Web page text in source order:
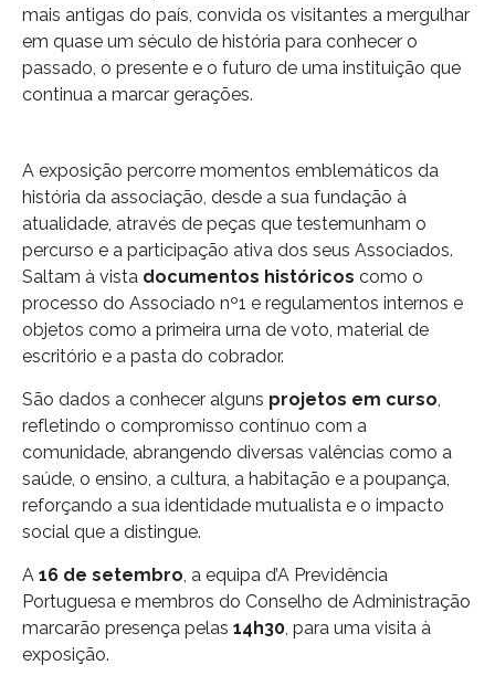
mais antigas do país, convida os visitantes a mergulhar
em quase um século de história para conhecer o
passado, o presente e o futuro de uma instituição que
continua a marcar gerações.
A exposição percorre momentos emblemáticos da
história da associação, desde a sua fundação à
atualidade, através de peças que testemunham o
percurso e a participação ativa dos seus Associados.
Saltam à vista documentos históricos como o
processo do Associado nº1 e regulamentos internos e
objetos como a primeira urna de voto, material de
escritório e a pasta do cobrador.
São dados a conhecer alguns projetos em curso,
refletindo o compromisso contínuo com a
comunidade, abrangendo diversas valências como a
saúde, o ensino, a cultura, a habitação e a poupança,
reforçando a sua identidade mutualista e o impacto
social que a distingue.
A 16 de setembro, a equipa d’A Previdência
Portuguesa e membros do Conselho de Administração
marcarão presença pelas 14h30, para uma visita à
exposição.